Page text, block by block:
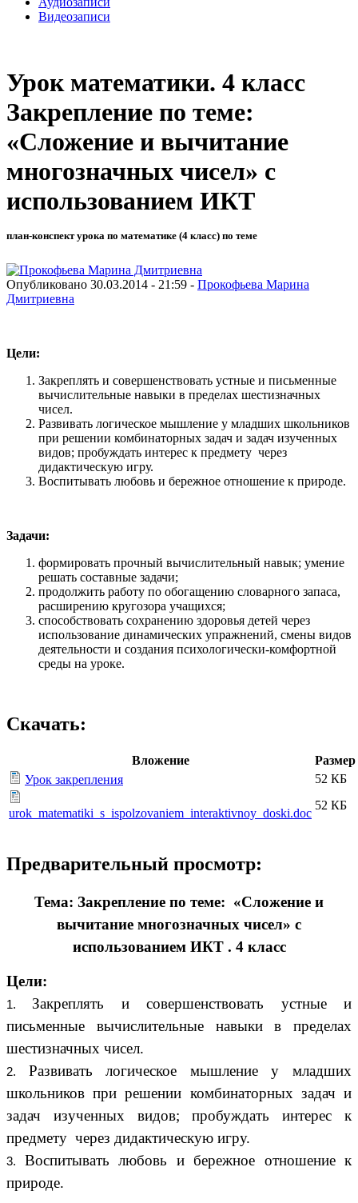
Видеозаписи
Урок математики. 4 класс
Закрепление по теме:
«Сложение и вычитание
многозначных чисел» с
использованием ИКТ
план-конспект урока по математике (4 класс) по теме
Опубликовано 30.03.2014 - 21:59 - Прокофьева Марина
Дмитриевна
Цели:
Закреплять и совершенствовать устные и письменные
вычислительные навыки в пределах шестизначных
чисел.
Развивать логическое мышление у младших школьников
при решении комбинаторных задач и задач изученных
видов; пробуждать интерес к предмету через
дидактическую игру.
Воспитывать любовь и бережное отношение к природе.
Задачи:
формировать прочный вычислительный навык; умение
решать составные задачи;
продолжить работу по обогащению словарного запаса,
расширению кругозора учащихся;
способствовать сохранению здоровья детей через
использование динамических упражнений, смены видов
деятельности и создания психологически-комфортной
среды на уроке.
Скачать:
Вложение
Размер
Урок закрепления
52 КБ
urok_matematiki_s_ispolzovaniem_interaktivnoy_doski.doc
52 КБ
Предварительный просмотр:
Тема: Закрепление по теме: «Сложение и
вычитание многозначных чисел» с
использованием ИКТ . 4 класс
Цели:
Закреплять и совершенствовать устные и
письменные вычислительные навыки в пределах
шестизначных чисел.
Развивать логическое мышление у младших
школьников при решении комбинаторных задач и
задач изученных видов; пробуждать интерес к
предмету через дидактическую игру.
Воспитывать любовь и бережное отношение к
природе.